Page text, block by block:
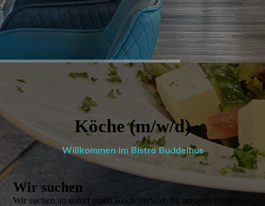
Köche (m/w/d)
Willkommen im Bistro Buddelhus
Wir suchen
Wir suchen ab sofort einen Koch (m/w/d) für unseren Betrieb.